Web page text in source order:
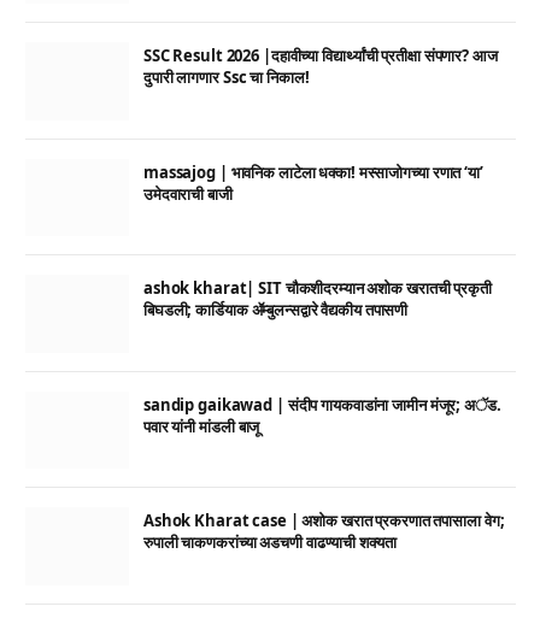
SSC Result 2026 |दहावीच्या विद्यार्थ्यांची प्रतीक्षा संपणार? आज
दुपारी लागणार Ssc चा निकाल!
massajog | भावनिक लाटेला धक्का! मस्साजोगच्या रणात ‘या’
उमेदवाराची बाजी
ashok kharat| SIT चौकशीदरम्यान अशोक खरातची प्रकृती
बिघडली; कार्डियाक ॲम्बुलन्सद्वारे वैद्यकीय तपासणी
sandip gaikawad | संदीप गायकवाडांना जामीन मंजूर; अॅड.
पवार यांनी मांडली बाजू
Ashok Kharat case | अशोक खरात प्रकरणात तपासाला वेग;
रुपाली चाकणकरांच्या अडचणी वाढण्याची शक्यता